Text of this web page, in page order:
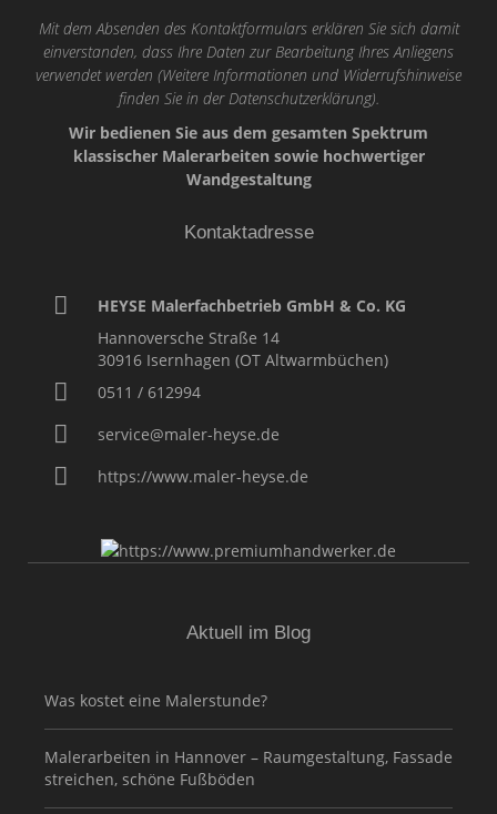
Mit dem Absenden des Kontaktformulars erklären Sie sich damit
einverstanden, dass Ihre Daten zur Bearbeitung Ihres Anliegens
verwendet werden (Weitere Informationen und Widerrufshinweise
finden Sie in der Datenschutzerklärung).
Wir bedienen Sie aus dem gesamten Spektrum
klassischer Malerarbeiten sowie hochwertiger
Wandgestaltung
Kontaktadresse
HEYSE Malerfachbetrieb GmbH & Co. KG
Hannoversche Straße 14
30916 Isernhagen (OT Altwarmbüchen)
0511 / 612994
service@maler-heyse.de
https://www.maler-heyse.de
Aktuell im Blog
Was kostet eine Malerstunde?
Malerarbeiten in Hannover – Raumgestaltung, Fassade
streichen, schöne Fußböden